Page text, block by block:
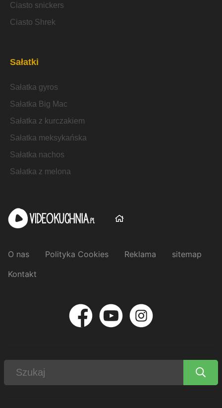
Ciasto snickers
Ciasto Shrek
Sałatki
Sałatka gyros
Sałatka Big Mac
Sałatka z kurczakiem
Sałatka meksykańska
Sałatka nachos
Sałatka z melona
O nas Polityka Cookies Reklama
sitemap
Kontakt